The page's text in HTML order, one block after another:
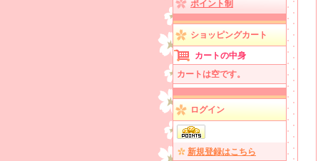
ポイント制
ショッピングカート
カートの中身
カートは空です。
ログイン
新規登録はこちら